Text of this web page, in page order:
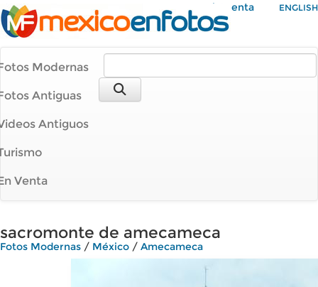
Mi Cuenta ENGLISH
Modernas
Antiguas
Antiguos
Venta
sacromonte de amecameca
Fotos Modernas / México / Amecameca